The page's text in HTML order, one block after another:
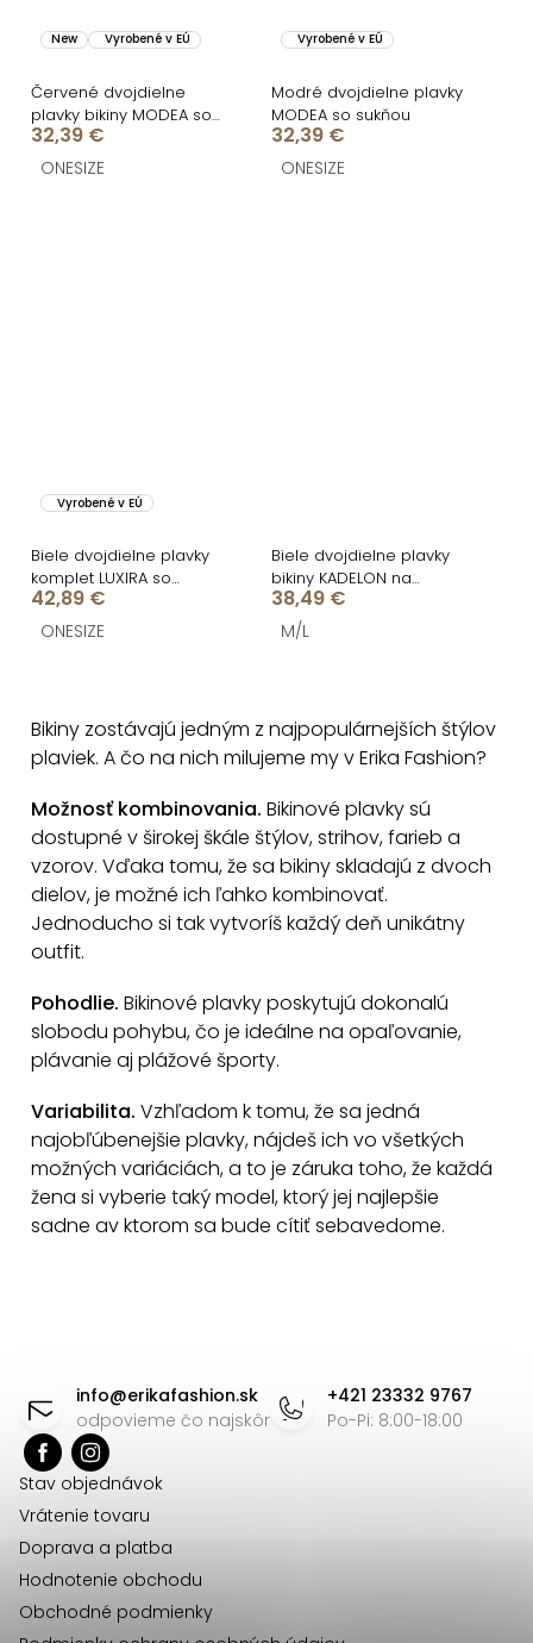
New Vyrobené v EÚ
Červené dvojdielne
plavky bikiny MODEA so
sukňou
32,39 €
ONESIZE
Vyrobené v EÚ
Modré dvojdielne plavky
MODEA so sukňou
32,39 €
ONESIZE
Vyrobené v EÚ
Biele dvojdielne plavky
komplet LUXIRA so
šatami
42,89 €
ONESIZE
Biele dvojdielne plavky
bikiny KADELON na
zaväzovanie
38,49 €
M/L
l
á
d
a
c
i
e
r
v
k
v
ý
p
i
s
Bikiny zostávajú jedným z najpopulárnejších štýlov
plaviek. A čo na nich milujeme my v Erika Fashion?
Možnosť kombinovania. Bikinové plavky sú
dostupné v širokej škále štýlov, strihov, farieb a
vzorov. Vďaka tomu, že sa bikiny skladajú z dvoch
dielov, je možné ich ľahko kombinovať.
Jednoducho si tak vytvoríš každý deň unikátny
outfit.
Pohodlie. Bikinové plavky poskytujú dokonalú
slobodu pohybu, čo je ideálne na opaľovanie,
plávanie aj plážové športy.
Variabilita. Vzhľadom k tomu, že sa jedná
najobľúbenejšie plavky, nájdeš ich vo všetkých
možných variáciách, a to je záruka toho, že každá
žena si vyberie taký model, ktorý jej najlepšie
sadne av ktorom sa bude cítiť sebavedome.
info@erikafashion.sk
odpovieme čo najskôr
+421 23332 9767
Po-Pi: 8:00-18:00
Stav objednávok
Vrátenie tovaru
Doprava a platba
Hodnotenie obchodu
Obchodné podmienky